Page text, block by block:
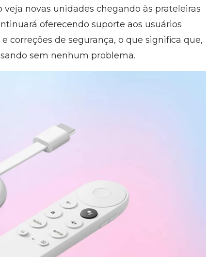
novas unidades chegando às prateleiras
oferecendo suporte aos usuários
correções de segurança, o que significa que,
sem nenhum problema.